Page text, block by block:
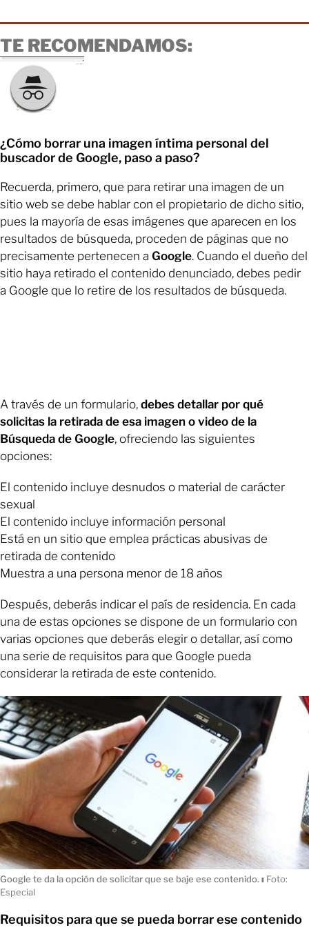
TE RECOMENDAMOS:
¿Cómo borrar una imagen íntima personal del
buscador de Google, paso a paso?
Recuerda, primero, que para retirar una imagen de un
sitio web se debe hablar con el propietario de dicho sitio,
pues la mayoría de esas imágenes que aparecen en los
resultados de búsqueda, proceden de páginas que no
precisamente pertenecen a Google. Cuando el dueño del
sitio haya retirado el contenido denunciado, debes pedir
a Google que lo retire de los resultados de búsqueda.
A través de un formulario, debes detallar por qué
solicitas la retirada de esa imagen o video de la
Búsqueda de Google, ofreciendo las siguientes
opciones:
El contenido incluye desnudos o material de carácter
sexual
El contenido incluye información personal
Está en un sitio que emplea prácticas abusivas de
retirada de contenido
Muestra a una persona menor de 18 años
Después, deberás indicar el país de residencia. En cada
una de estas opciones se dispone de un formulario con
varias opciones que deberás elegir o detallar, así como
una serie de requisitos para que Google pueda
considerar la retirada de este contenido.
Google te da la opción de solicitar que se baje ese contenido. ı Foto:
Especial
Requisitos para que se pueda borrar ese contenido